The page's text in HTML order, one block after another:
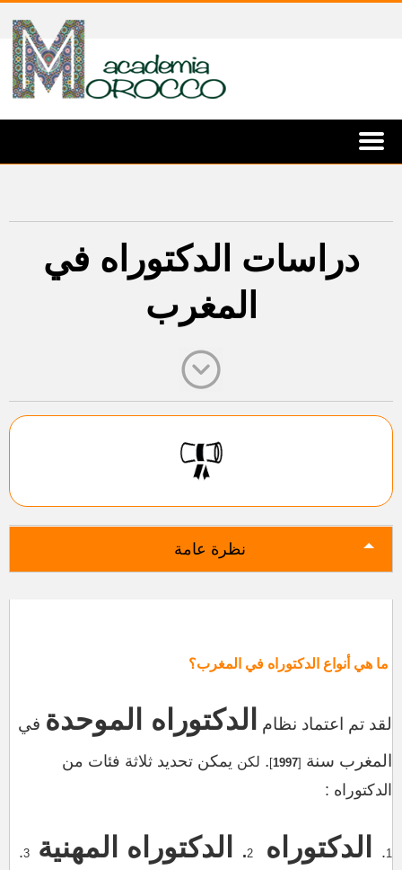
دراسات الدكتوراه في
المغرب
نظرة عامة
لقد تم اعتماد نظام الدكتوراه الموحدة في
المغرب سنة [
1997
]
. لكن يمكن تحديد ثلاثة فئات من
الدكتوراه :
1
. الدكتوراه 2
. الدكتوراه المهنية 3
.